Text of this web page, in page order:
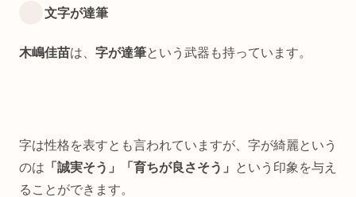
文字が達筆
木嶋佳苗は、 字が達筆という武器も持っています。
字は性格を表すとも言われていますが、字が綺麗という
のは 「誠実そう」「育ちが良さそう」
という印象を与え
ることができます。